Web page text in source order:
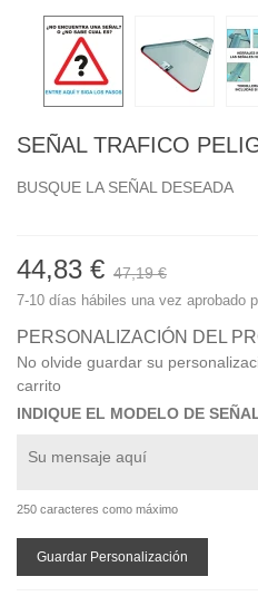
SEÑAL TRAFICO
BUSQUE LA SEÑAL DESEADA
44,83 € 47,19 €
7-10 días hábiles una vez aprobado
PERSONALIZACIÓN DEL
No olvide guardar su
carrito
INDIQUE EL MODELO DE
250 caracteres como máximo
Guardar Personalización